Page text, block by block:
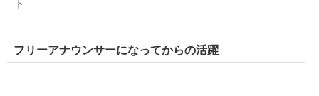
ト
フリーアナウンサーになってからの活躍